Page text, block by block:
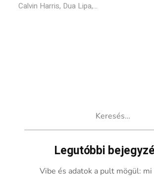
Calvin Harris, Dua Lipa,...
Legutóbbi
Vibe és adatok a pult mögül: